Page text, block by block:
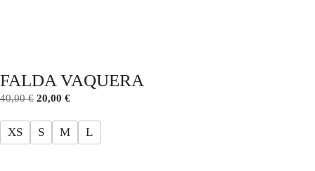
FALDA VAQUERA
40,00€ 20,00 €
XS S M L